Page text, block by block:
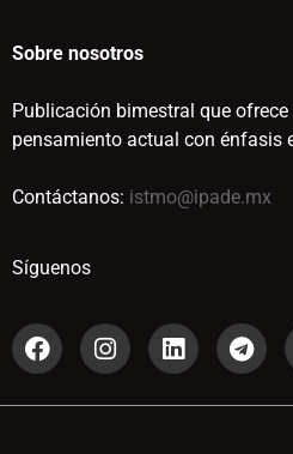
Sobre nosotros
Publicación bimestral que
pensamiento actual con énfasis
Contáctanos: istmo@ipade.mx
Síguenos